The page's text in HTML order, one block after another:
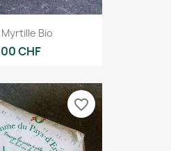
Bio
CHF
favorite_border